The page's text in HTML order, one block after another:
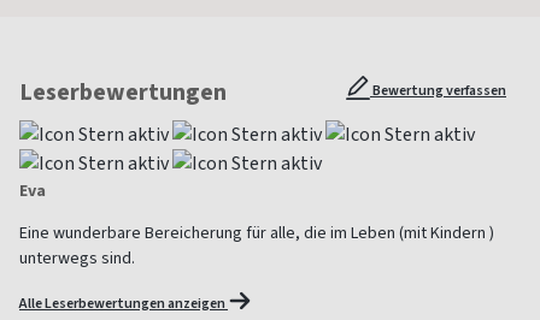
Leserbewertungen Bewertung verfassen
Eva
Eine wunderbare Bereicherung für alle, die im Leben (mit Kindern )
unterwegs sind.
Alle Leserbewertungen anzeigen